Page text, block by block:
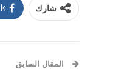
شارك
المقال السابق